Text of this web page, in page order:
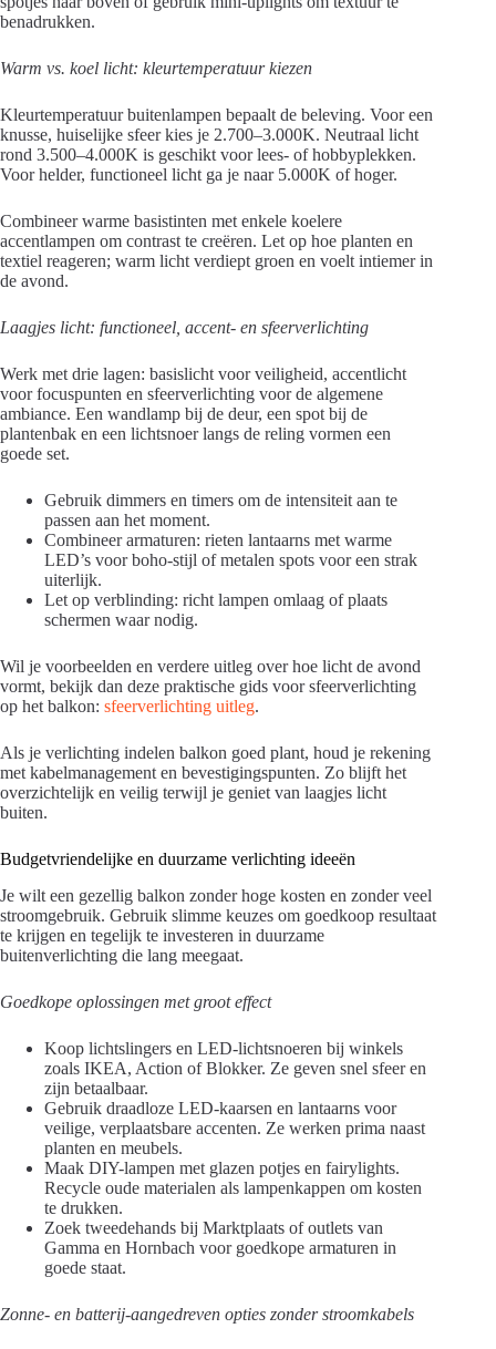
benadrukken.
Warm vs. koel licht: kleurtemperatuur kiezen
Kleurtemperatuur buitenlampen bepaalt de beleving. Voor een
knusse, huiselijke sfeer kies je 2.700–3.000K. Neutraal licht
rond 3.500–4.000K is geschikt voor lees- of hobbyplekken.
Voor helder, functioneel licht ga je naar 5.000K of hoger.
Combineer warme basistinten met enkele koelere
accentlampen om contrast te creëren. Let op hoe planten en
textiel reageren; warm licht verdiept groen en voelt intiemer in
de avond.
Laagjes licht: functioneel, accent- en sfeerverlichting
Werk met drie lagen: basislicht voor veiligheid, accentlicht
voor focuspunten en sfeerverlichting voor de algemene
ambiance. Een wandlamp bij de deur, een spot bij de
plantenbak en een lichtsnoer langs de reling vormen een
goede set.
Gebruik dimmers en timers om de intensiteit aan te
passen aan het moment.
Combineer armaturen: rieten lantaarns met warme
LED’s voor boho-stijl of metalen spots voor een strak
uiterlijk.
Let op verblinding: richt lampen omlaag of plaats
schermen waar nodig.
Wil je voorbeelden en verdere uitleg over hoe licht de avond
vormt, bekijk dan deze praktische gids voor sfeerverlichting
op het balkon: sfeerverlichting uitleg.
Als je verlichting indelen balkon goed plant, houd je rekening
met kabelmanagement en bevestigingspunten. Zo blijft het
overzichtelijk en veilig terwijl je geniet van laagjes licht
buiten.
Budgetvriendelijke en duurzame verlichting ideeën
Je wilt een gezellig balkon zonder hoge kosten en zonder veel
stroomgebruik. Gebruik slimme keuzes om goedkoop resultaat
te krijgen en tegelijk te investeren in duurzame
buitenverlichting die lang meegaat.
Goedkope oplossingen met groot effect
Koop lichtslingers en LED-lichtsnoeren bij winkels
zoals IKEA, Action of Blokker. Ze geven snel sfeer en
zijn betaalbaar.
Gebruik draadloze LED-kaarsen en lantaarns voor
veilige, verplaatsbare accenten. Ze werken prima naast
planten en meubels.
Maak DIY-lampen met glazen potjes en fairylights.
Recycle oude materialen als lampenkappen om kosten
te drukken.
Zoek tweedehands bij Marktplaats of outlets van
Gamma en Hornbach voor goedkope armaturen in
goede staat.
Zonne- en batterij-aangedreven opties zonder stroomkabels